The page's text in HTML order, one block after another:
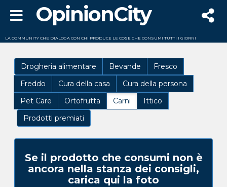
OpinionCity
LA COMMUNITY CHE DIALOGA CON CHI PRODUCE LE COSE CHE CONSUMI TUTTI I GIORNI
Drogheria alimentare Bevande
Fresco
Freddo
Cura della casa
Cura della persona
Pet Care
Ortofrutta Carni
Ittico
Prodotti premiati
Se il prodotto che consumi non è
ancora nella stanza dei consigli,
carica qui la foto